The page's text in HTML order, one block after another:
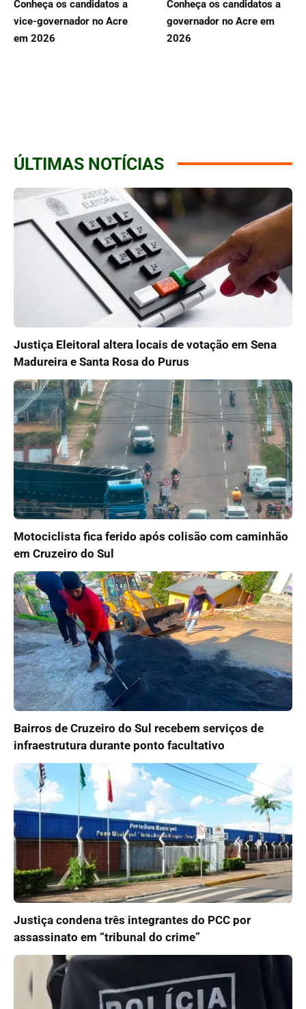
Conheça os candidatos a
vice-governador no Acre
em 2026
Conheça os candidatos a
governador no Acre em
2026
ÚLTIMAS NOTÍCIAS
Justiça Eleitoral altera locais de votação em Sena
Madureira e Santa Rosa do Purus
Motociclista fica ferido após colisão com caminhão
em Cruzeiro do Sul
Bairros de Cruzeiro do Sul recebem serviços de
infraestrutura durante ponto facultativo
Justiça condena três integrantes do PCC por
assassinato em “tribunal do crime”